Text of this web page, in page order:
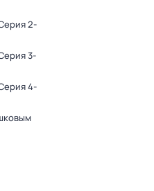
2-
3-
4-